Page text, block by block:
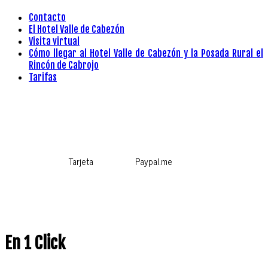
Contacto
El Hotel Valle de Cabezón
Visita virtual
Cómo llegar al Hotel Valle de Cabezón y la Posada Rural el
Rincón de Cabrojo
Tarifas
Tarjeta Paypal.me
En 1 Click